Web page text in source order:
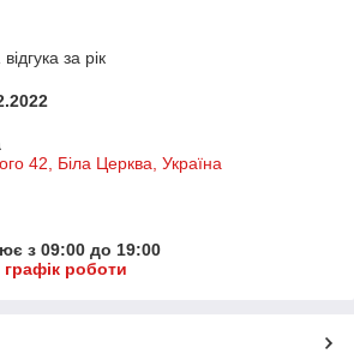
за рік
42, Біла Церква, Україна
з 09:00 до 19:00
роботи